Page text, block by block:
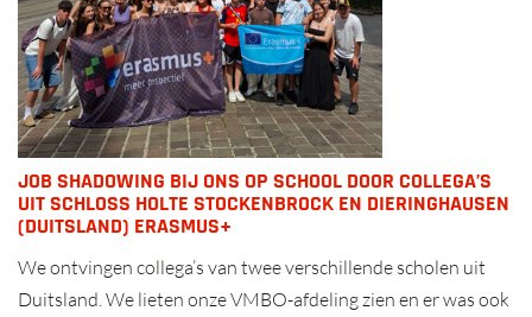
JOB SHADOWING BIJ ONS OP SCHOOL DOOR COLLEGA’S
UIT SCHLOSS HOLTE STOCKENBROCK EN DIERINGHAUSEN (
DUITSLAND) ERASMUS+
We ontvingen collega’s van twee verschillende scholen uit
Duitsland. We lieten onze VMBO-afdeling zien en er was ook